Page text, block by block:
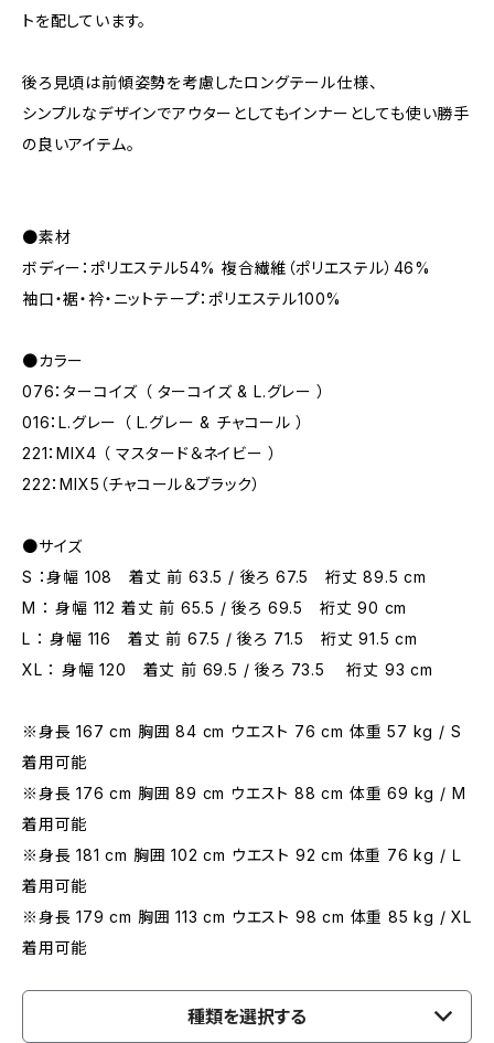
トを配しています。
後ろ見頃は前傾姿勢を考慮したロングテール仕様、
シンプルなデザインでアウターとしてもインナーとしても使い勝手
の良いアイテム。
●素材
ボディー：ポリエステル54% 複合繊維（ポリエステル）46%
袖口・裾・衿・ニットテープ：ポリエステル100%
●カラー
076：ターコイズ （ ターコイズ & L.グレー ）
016：L.グレー （ L.グレー & チャコール ）
221：MIX4 （ マスタード＆ネイビー ）
222：MIX5（チャコール＆ブラック）
●サイズ
S ：身幅 108 着丈 前 63.5 / 後ろ 67.5 裄丈 89.5 cm
M ： 身幅 112 着丈 前 65.5 / 後ろ 69.5 裄丈 90 cm
L ： 身幅 116 着丈 前 67.5 / 後ろ 71.5 裄丈 91.5 cm
XL ： 身幅 120 着丈 前 69.5 / 後ろ 73.5 裄丈 93 cm
※身長 167 cm 胸囲 84 cm ウエスト 76 cm 体重 57 kg / S
着用可能
※身長 176 cm 胸囲 89 cm ウエスト 88 cm 体重 69 kg / M
着用可能
※身長 181 cm 胸囲 102 cm ウエスト 92 cm 体重 76 kg / Ｌ
着用可能
※身長 179 cm 胸囲 113 cm ウエスト 98 cm 体重 85 kg / XL
着用可能
種類を選択する